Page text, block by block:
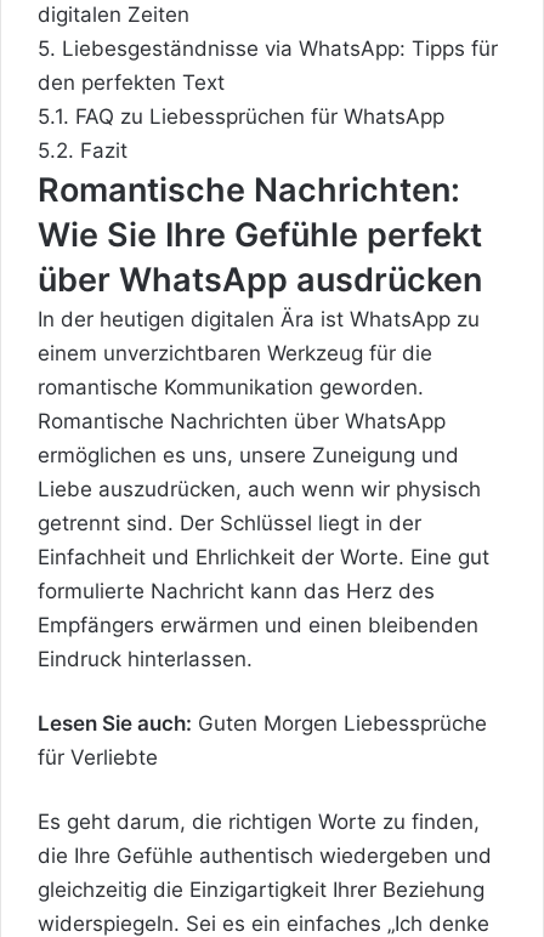
digitalen Zeiten
5. Liebesgeständnisse via WhatsApp: Tipps für
den perfekten Text
5.1. FAQ zu Liebessprüchen für WhatsApp
5.2. Fazit
Romantische Nachrichten:
Wie Sie Ihre Gefühle perfekt
über WhatsApp ausdrücken
In der heutigen digitalen Ära ist WhatsApp zu
einem unverzichtbaren Werkzeug für die
romantische Kommunikation geworden.
Romantische Nachrichten über WhatsApp
ermöglichen es uns, unsere Zuneigung und
Liebe auszudrücken, auch wenn wir physisch
getrennt sind. Der Schlüssel liegt in der
Einfachheit und Ehrlichkeit der Worte. Eine gut
formulierte Nachricht kann das Herz des
Empfängers erwärmen und einen bleibenden
Eindruck hinterlassen.
Lesen Sie auch: Guten Morgen Liebessprüche
für Verliebte
Es geht darum, die richtigen Worte zu finden,
die Ihre Gefühle authentisch wiedergeben und
gleichzeitig die Einzigartigkeit Ihrer Beziehung
widerspiegeln. Sei es ein einfaches „Ich denke